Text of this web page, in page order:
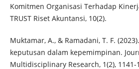
Komitmen Organisasi Terhadap
TRUST Riset Akuntansi, 10(2).
Muktamar, A., & Ramadani, T. F.
keputusan dalam kepemimpinan.
Multidisciplinary Research, 1(2), 1141-